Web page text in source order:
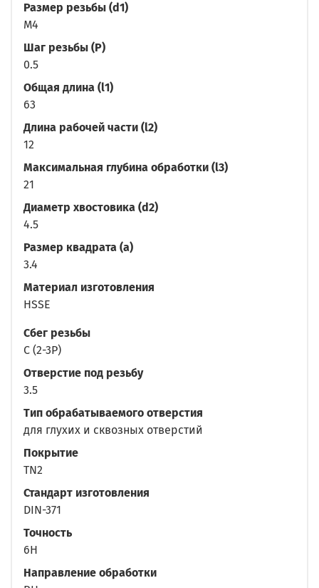
Размер резьбы (d1)
M4
Шаг резьбы (P)
0.5
Общая длина (l1)
63
Длина рабочей части (l2)
12
Максимальная глубина обработки (l3)
21
Диаметр хвостовика (d2)
4.5
Размер квадрата (a)
3.4
Материал изготовления
HSSE
Сбег резьбы
C (2-3P)
Отверстие под резьбу
3.5
Тип обрабатываемого отверстия
для глухих и сквозных отверстий
Покрытие
TN2
Стандарт изготовления
DIN-371
Точность
6H
Направление обработки